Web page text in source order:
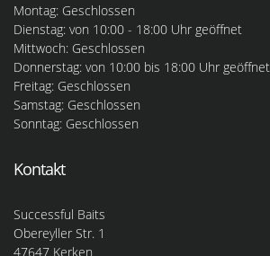
Montag: Geschlossen
Dienstag: von 10:00 - 18:00 Uhr geöffnet
Mittwoch: Geschlossen
Donnerstag: von 10:00 bis 18:00 Uhr geöffnet
Freitag: Geschlossen
Samstag: Geschlossen
Sonntag: Geschlossen
Kontakt
Successful Baits
Obereyller Str. 1
47647 Kerken